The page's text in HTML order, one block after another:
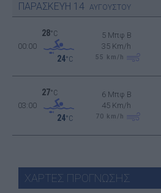
ΠΑΡΑΣΚΕΥΗ 14 ΑΥΓΟΥΣΤΟΥ
00:00
28°C
24°C
5 Μπφ B
35 Km/h
55 km/h
03:00
27°C
24°C
6 Μπφ B
45 Km/h
70 km/h
ΧΑΡΤΕΣ ΠΡΟΓΝΩΣΗΣ